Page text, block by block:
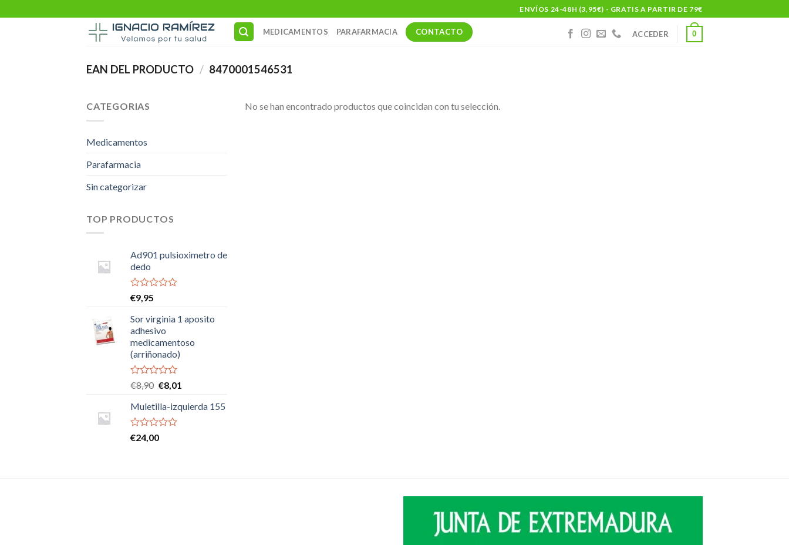
to
ENVÍOS 24-48H (3,95€) - GRATIS A PARTIR DE 79€
MEDICAMENTOS PARAFARMACIA CONTACTO ACCEDER 0
EAN DEL PRODUCTO / 8470001546531
CATEGORIAS
Medicamentos
Parafarmacia
Sin categorizar
TOP PRODUCTOS
Ad901 pulsioximetro de
dedo
Valorado
con
0
de
5
€9,95
Sor virginia 1 aposito
adhesivo
medicamentoso
(arriñonado)
Valorado
con
0
de
5
€8,90 El
original
era:
€8,90.
€8,01
actual
Muletilla-izquierda 155
Valorado
€24,00
No se han encontrado productos que coincidan con tu selección.